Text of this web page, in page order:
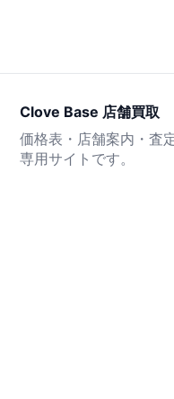
Clove Base 店舗買取
価格表・店舗案内・査
専用サイトです。